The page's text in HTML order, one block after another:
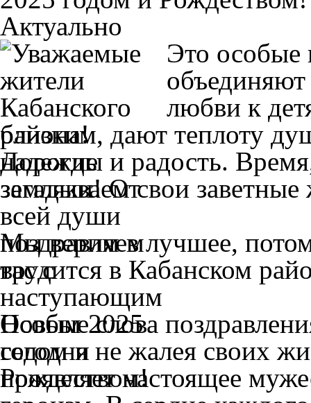
Актуально
Это особые
объединяют
любви к
близким, дают теплоту
надежды и радость.
загадываем свои
Мы верим в лучшее,
трудится в Кабанском
Особые слова
сегодня не жалея своих
проявляет настоящее